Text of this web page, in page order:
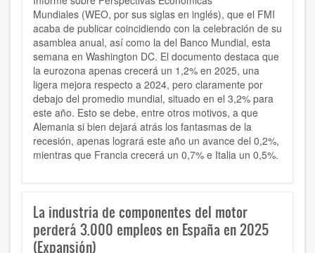
Mundiales (WEO, por sus siglas en inglés), que el FMI
acaba de publicar coincidiendo con la celebración de su
asamblea anual, así como la del Banco Mundial, esta
semana en Washington DC. El documento destaca que
la eurozona apenas crecerá un 1,2% en 2025, una
ligera mejora respecto a 2024, pero claramente por
debajo del promedio mundial, situado en el 3,2% para
este año. Esto se debe, entre otros motivos, a que
Alemania si bien dejará atrás los fantasmas de la
recesión, apenas logrará este año un avance del 0,2%,
mientras que Francia crecerá un 0,7% e Italia un 0,5%.
La industria de componentes del motor
perderá 3.000 empleos en España en 2025
(Expansión)